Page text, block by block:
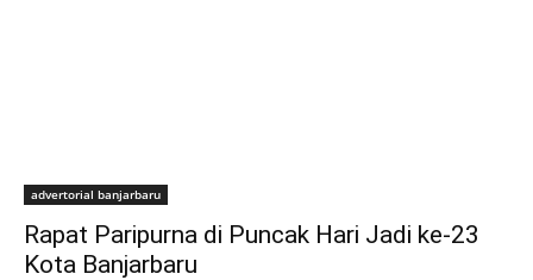
advertorial banjarbaru
Rapat Paripurna di Puncak Hari Jadi ke-23
Kota Banjarbaru